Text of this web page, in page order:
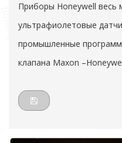
Приборы Honeywell весь
ультрафиолетовые
промышленные
клапана Maxon